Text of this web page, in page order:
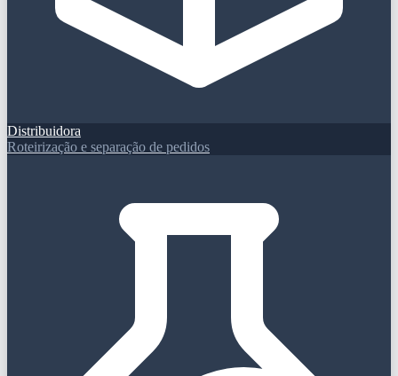
Distribuidora
Roteirização e separação de pedidos